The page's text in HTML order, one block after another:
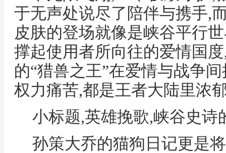
于无声处说尽了陪伴与携手,
皮肤的登场就像是峡谷平行
撑起使用者所向往的爱情国
的“猎兽之王”在爱情与战争
权力痛苦,都是王者大陆里浓
小标题,英雄挽歌,峡谷史诗
孙策大乔的猫狗日记更是